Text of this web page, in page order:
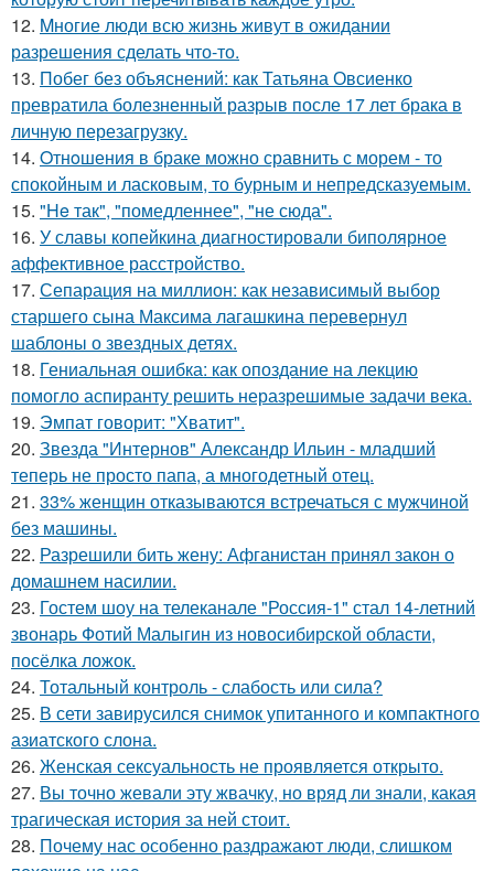
12. Mногие люди всю жизнь живут в ожидании
разрешения сделать что-то.
13. Побег без объяснений: как Татьяна Овсиенко
превратила болезненный разрыв после 17 лет брака в
личную перезагрузку.
14. Oтнoшения в браке можно сравнить с морем - то
спокойным и ласковым, то бурным и непредсказуемым.
15. "He так", "помедленнее", "не сюда".
16. У славы копейкина диагностировали биполярное
аффективное расстройство.
17. Сепарация на миллион: как независимый выбор
старшего сына Максима лагашкина перевернул
шаблоны о звездных детях.
18. Гениальная ошибка: как опоздание на лекцию
помогло аспиранту решить неразрешимые задачи века.
19. Эмпат говорит: "Хватит".
20. Звезда "Интернов" Александр Ильин - младший
теперь не просто папа, а многодетный отец.
21. 33% женщин отказываются встречаться с мужчиной
без машины.
22. Разрешили бить жену: Афганистан принял закон о
домашнем насилии.
23. Гостем шоу на телеканале "Россия-1" стал 14-летний
звонарь Фотий Малыгин из новосибирской области,
посёлка ложок.
24. Тотальный контроль - слабость или сила?
25. В сети завирусился снимок упитанного и компактного
азиатского слона.
26. Женская сексуальность не проявляется открыто.
27. Вы точно жевали эту жвачку, но вряд ли знали, какая
трагическая история за ней стоит.
28. Почему нас особенно раздражают люди, слишком